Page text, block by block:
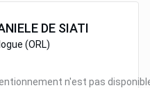
DE SIATI
(ORL)
n'est pas